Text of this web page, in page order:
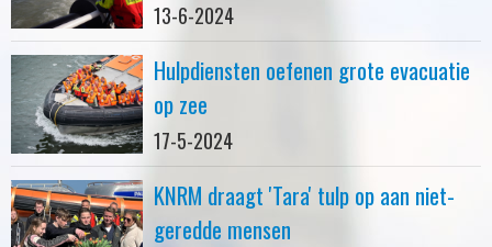
13-6-2024
Hulpdiensten oefenen grote evacuatie
op zee
17-5-2024
KNRM draagt 'Tara' tulp op aan niet-
geredde mensen